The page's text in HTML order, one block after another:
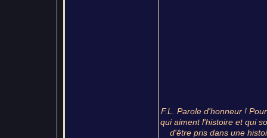
F.L. Parole d'honneur !
qui aiment l'histoire et qui
d'être pris dans une